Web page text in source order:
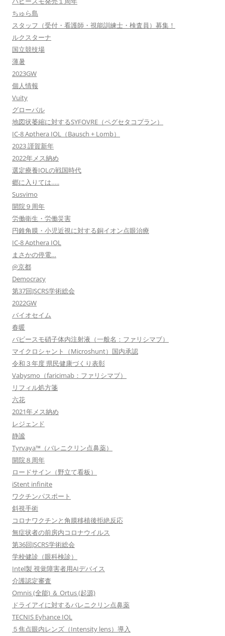
ちゅら島
スタッフ（受付・看護師・視能訓練士・検査員）募集！
ルクスターナ
国立競技場
薄暑
2023GW
個人情報
Vuity
グローバル
地図状萎縮に対するSYFOVRE（ペグセタコプラン）
IC-8 Apthera IOL（Bausch + Lomb）
2023 謹賀新年
2022年メス納め
選定療養IOLの戦国時代
郷に入りては…..
Susvimo
開院９周年
労働衛生・労働災害
円錐角膜・小児近視に対する銅イオン点眼治療
IC-8 Apthera IOL
まさかの停電…
@京都
Democracy
第37回JSCRS学術総会
2022GW
バイオセイム
春暖
バビースモ硝子体内注射液（一般名：ファリシマブ）
マイクロシャント（Microshunt）国内承認
令和３年度 県民健康づくり表彰
Vabysmo（faricimab：ファリシマブ）
リフィル処方箋
六花
2021年メス納め
レジェンド
静謐
Tyrvaya™（バレニクリン点鼻薬）
開院８周年
ロードサイン（野立て看板）
iStent infinite
ワクチンパスポート
斜視手術
コロナワクチンと角膜移植後拒絶反応
無症状者の前房内コロナウイルス
第36回JSCRS学術総会
学校健診（眼科検診）
Intel製 視覚障害者用AIデバイス
介護認定審査
Omnis (全能) ＆ Ortus (起源)
ドライアイに対するバレニクリン点鼻薬
TECNIS Eyhance IOL
５焦点眼内レンズ（Intensity lens）導入